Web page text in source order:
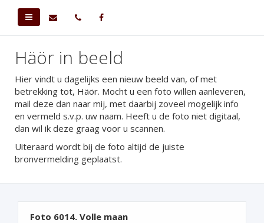
Häör in beeld
Hier vindt u dagelijks een nieuw beeld van, of met
betrekking tot, Häör. Mocht u een foto willen aanleveren,
mail deze dan naar mij, met daarbij zoveel mogelijk info
en vermeld s.v.p. uw naam. Heeft u de foto niet digitaal,
dan wil ik deze graag voor u scannen.
Uiteraard wordt bij de foto altijd de juiste
bronvermelding geplaatst.
Foto 6014. Volle maan